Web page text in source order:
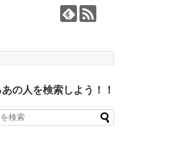
の人を検索しよう！！